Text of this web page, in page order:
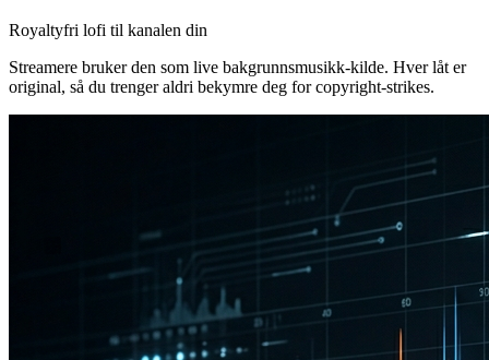
Royaltyfri lofi til kanalen din
Streamere bruker den som live bakgrunnsmusikk-kilde. Hver låt er
original, så du trenger aldri bekymre deg for copyright-strikes.